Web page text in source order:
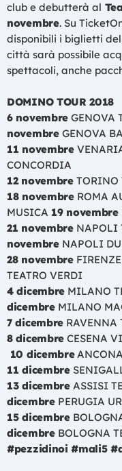
club e debutterà al
novembre. Su
disponibili i biglietti
città sarà possibile
spettacoli, anche
DOMINO TOUR 2018
6 novembre GENOVA
novembreGENOVA
11 novembre
CONCORDIA
12 novembreTORINO
18 novembreROMA
MUSICA 19 novembre
21 novembreNAPOLI
novembreNAPOLI
28 novembre
TEATRO VERDI
4 dicembre MILANO
dicembreMILANO
7 dicembre RAVENNA
8 dicembre CESENA
10 dicembreANCONA
11 dicembre
13 dicembreASSISI
dicembrePERUGIA
15 dicembre
dicembre BOLOGNA
#pezzidinoi #mali5